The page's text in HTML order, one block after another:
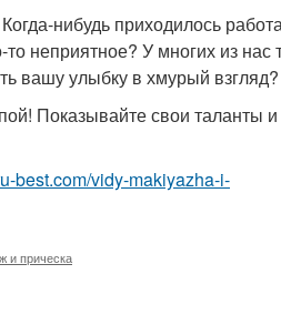
нибудь приходилось
неприятное? У многих из нас
вашу улыбку в хмурый взгляд?
Показывайте свои таланты и
best.com/vidy-makiyazha-i-
и прическа